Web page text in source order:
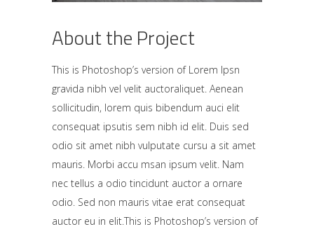
About the Project
This is Photoshop’s version of Lorem Ipsn
gravida nibh vel velit auctoraliquet. Aenean
sollicitudin, lorem quis bibendum auci elit
consequat ipsutis sem nibh id elit. Duis sed
odio sit amet nibh vulputate cursu a sit amet
mauris. Morbi accu msan ipsum velit. Nam
nec tellus a odio tincidunt auctor a ornare
odio. Sed non mauris vitae erat consequat
auctor eu in elit.This is Photoshop’s version of